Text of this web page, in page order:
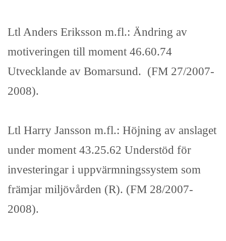
Ltl Anders Eriksson m.fl.: Ändring av
motiveringen till moment 46.60.74
Utvecklande av Bomarsund. (FM 27/2007-
2008).
Ltl Harry Jansson m.fl.: Höjning av anslaget
under moment 43.25.62 Understöd för
investeringar i uppvärmningssystem som
främjar miljövården (R). (FM 28/2007-
2008).